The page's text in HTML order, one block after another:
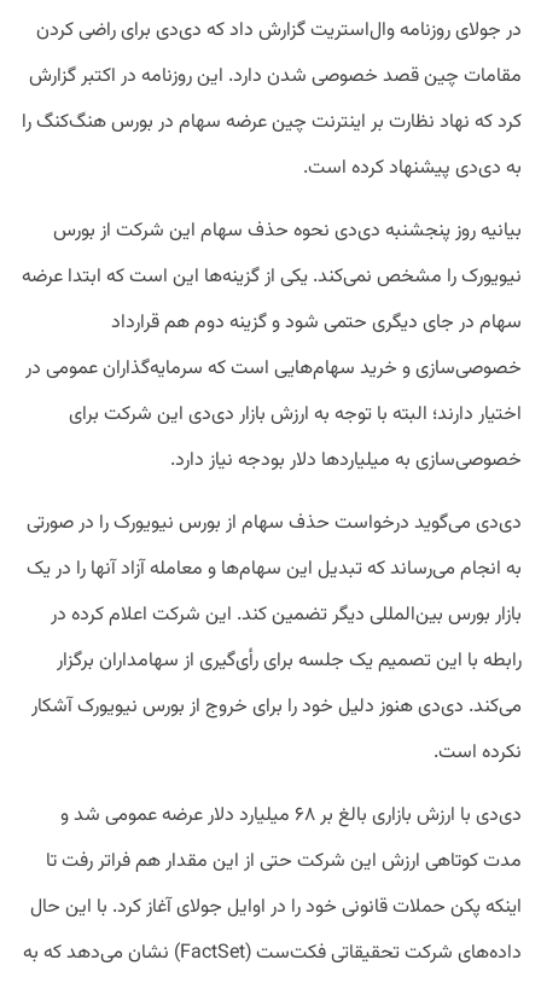
در جولای روزنامه وال‌استریت گزارش داد که دی‌دی برای راضی کردن
مقامات چین قصد خصوصی شدن دارد. این روزنامه در اکتبر گزارش
کرد که نهاد نظارت بر اینترنت چین عرضه سهام در بورس هنگ‌کنگ را
به دی‌دی پیشنهاد کرده است.
بیانیه روز پنجشنبه دی‌دی نحوه حذف سهام این شرکت از بورس
نیویورک را مشخص نمی‌کند. یکی از گزینه‌ها این است که ابتدا عرضه
سهام در جای دیگری حتمی شود و گزینه دوم هم قرارداد
خصوصی‌سازی و خرید سهام‌هایی است که سرمایه‌گذاران عمومی در
اختیار دارند؛ البته با توجه به ارزش بازار دی‌دی این شرکت برای
خصوصی‌سازی به میلیارد‌ها دلار بودجه نیاز دارد.
دی‌دی می‌گوید درخواست حذف سهام از بورس نیویورک را در صورتی
به انجام می‌رساند که تبدیل این سهام‌ها و معامله آزاد آنها را در یک
بازار بورس بین‌المللی دیگر تضمین کند. این شرکت اعلام کرده در
رابطه با این تصمیم یک جلسه برای رأی‌گیری از سهامداران برگزار
می‌کند. دی‌دی هنوز دلیل خود را برای خروج از بورس نیویورک آشکار
نکرده است.
دی‌دی با ارزش بازاری بالغ بر ۶۸ میلیارد دلار عرضه عمومی شد و
مدت کوتاهی ارزش این شرکت حتی از این مقدار هم فراتر رفت تا
اینکه پکن حملات قانونی خود را در اوایل جولای آغاز کرد. با این حال
داده‌های شرکت تحقیقاتی فکت‌ست (FactSet) نشان می‌دهد که به